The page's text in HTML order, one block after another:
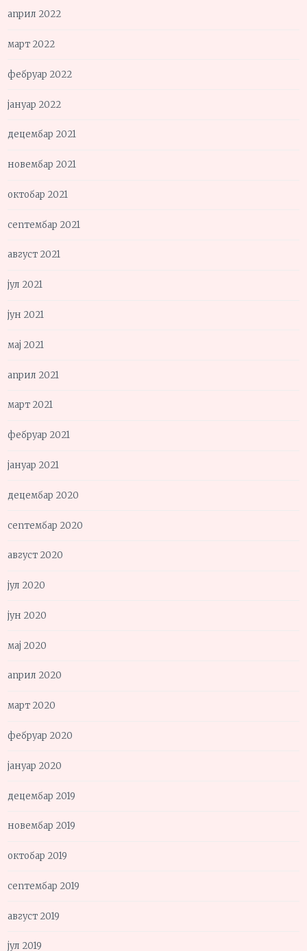
април 2022
март 2022
фебруар 2022
јануар 2022
децембар 2021
новембар 2021
октобар 2021
септембар 2021
август 2021
јул 2021
јун 2021
мај 2021
април 2021
март 2021
фебруар 2021
јануар 2021
децембар 2020
септембар 2020
август 2020
јул 2020
јун 2020
мај 2020
април 2020
март 2020
фебруар 2020
јануар 2020
децембар 2019
новембар 2019
октобар 2019
септембар 2019
август 2019
јул 2019